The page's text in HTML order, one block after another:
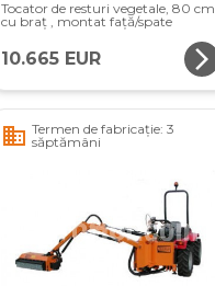
Tocator de resturi vegetale, 80 cm,
cu braț , montat față/spate
10.665 EUR arrow_forward_ios
business Termen de fabricație: 3
săptămâni